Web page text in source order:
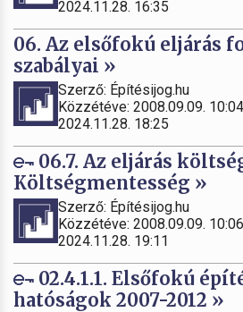
2024.11.28. 16:35
06. Az elsőfokú eljárás
szabályai »
Szerző: Építésijog.hu
Közzétéve: 2008.09.09.
2024.11.28. 18:25
06.7. Az eljárás
Költségmentesség »
Szerző: Építésijog.hu
Közzétéve: 2008.09.09.
2024.11.28. 19:11
02.4.1.1. Elsőfokú
hatóságok 2007-2012 »